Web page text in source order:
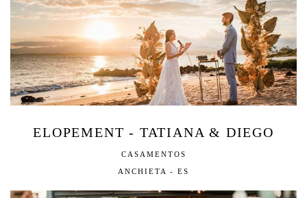
ELOPEMENT - TATIANA & DIEGO
CASAMENTOS
ANCHIETA - ES